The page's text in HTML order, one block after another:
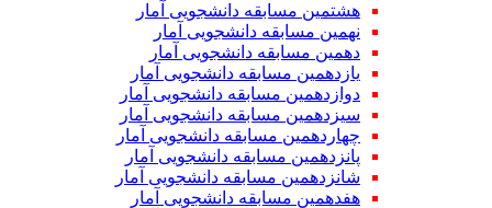
هشتمین مسابقه دانشجویی آمار
نهمین مسابقه دانشجویی آمار
دهمین مسابقه دانشجویی آمار
یازدهمین مسابقه دانشجویی آمار
دوازدهمین مسابقه دانشجویی آمار
سیزدهمین مسابقه دانشجویی آمار
چهاردهمین مسابقه دانشجویی آمار
پانزدهمین مسابقه دانشجویی آمار
شانزدهمین مسابقه دانشجویی آمار
هفدهمین مسابقه دانشجویی آمار